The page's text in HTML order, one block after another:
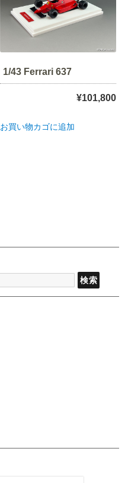
1/43 Ferrari 637
¥101,800
お買い物カゴに追加
検索